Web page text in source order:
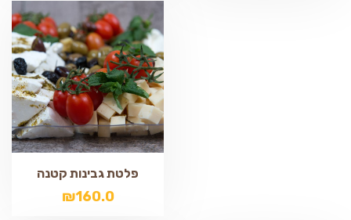
פלטת גבינות קטנה
₪160.0